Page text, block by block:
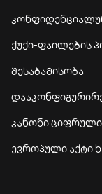
ქუქი-ფაილების
შესაბამისობა
კანონი ციფრული
ევროპული აქტი